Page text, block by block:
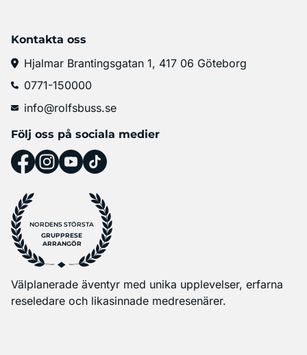
Kontakta oss
Hjalmar Brantingsgatan 1, 417 06 Göteborg
0771-150000
info@rolfsbuss.se
Följ oss på sociala medier
NORDENS STÖRSTA
GRUPPRESE
ARRANGÖR
Välplanerade äventyr med unika upplevelser, erfarna
reseledare och likasinnade medresenärer.